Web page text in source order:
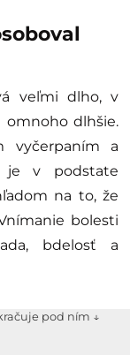
veľmi dlho, v
dlhšie.
vyčerpaním a
je v podstate
na to, že
bolesti
bdelosť a
pod ním ↓